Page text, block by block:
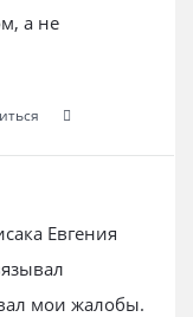
а не
Евгения
мои жалобы.